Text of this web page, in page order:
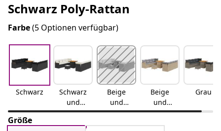
Schwarz Poly-Rattan
Farbe(5 Optionen verfügbar)
Schwarz
Schwarz
und
Cremewe
iß
Beige
und
Cremewe
iß
Beige
und
Hellgrau
Grau
Größe